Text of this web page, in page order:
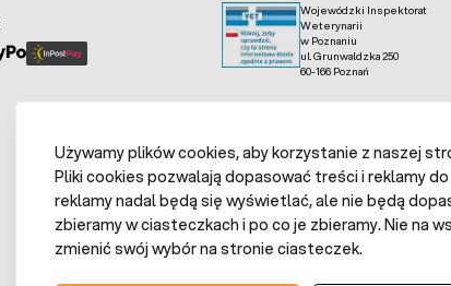
Wojewódzki Inspektorat
Weterynarii
w Poznaniu
ul. Grunwaldzka 250
60-166 Poznań
Używamy plików cookies, aby korzystanie z naszej
Pliki cookies pozwalają dopasować treści i reklamy
reklamy nadal będą się wyświetlać, ale nie będą
zbieramy w ciasteczkach i po co je zbieramy. Nie na
zmienić swój wybór na stronie ciasteczek.